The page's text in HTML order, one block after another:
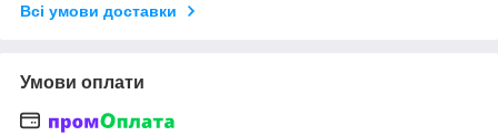
Всі умови доставки
Умови оплати